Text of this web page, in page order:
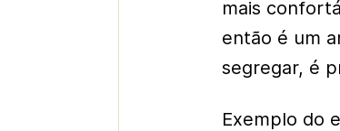
mais
então é um
segregar, é
Exemplo do